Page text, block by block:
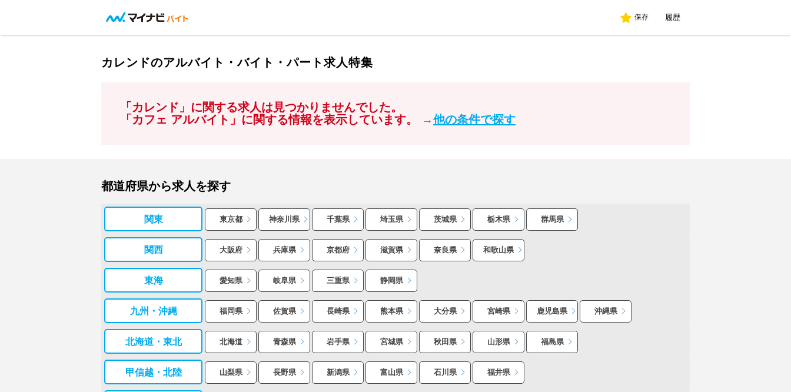
保存 履歴
カレンドのアルバイト・バイト・パート求人特集
「カレンド」に関する求人は見つかりませんでした。
「カフェ アルバイト」に関する情報を表示しています。
→他の条件で探す
都道府県から求人を探す
関東 東京都 神奈川県 千葉県 埼玉県 茨城県 栃木県 群馬県
関西 大阪府 兵庫県 京都府 滋賀県 奈良県 和歌山県
東海 愛知県 岐阜県 三重県 静岡県
九州・沖縄 福岡県 佐賀県 長崎県 熊本県 大分県 宮崎県 鹿児島県 沖縄県
北海道・東北 北海道 青森県 岩手県 宮城県 秋田県 山形県 福島県
甲信越・北陸 山梨県 長野県 新潟県 富山県 石川県 福井県